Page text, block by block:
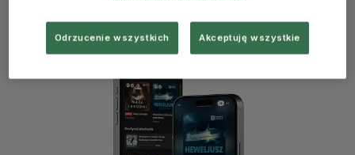
Odrzucenie wszystkich Akceptuję wszystkie